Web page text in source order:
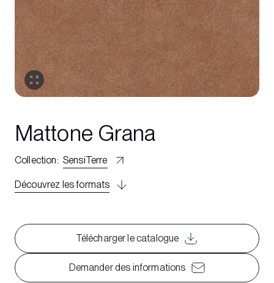
Mattone Grana
Collection: SensiTerre
Découvrez les formats
Télécharger le catalogue
Demander des informations